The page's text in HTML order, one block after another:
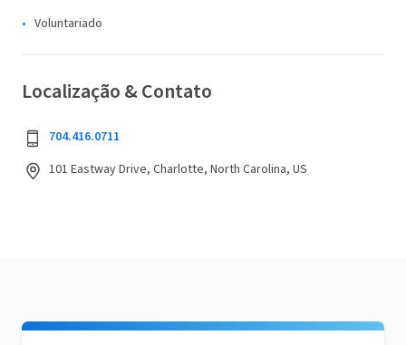
Voluntariado
Localização & Contato
704.416.0711
101 Eastway Drive, Charlotte, North Carolina, US